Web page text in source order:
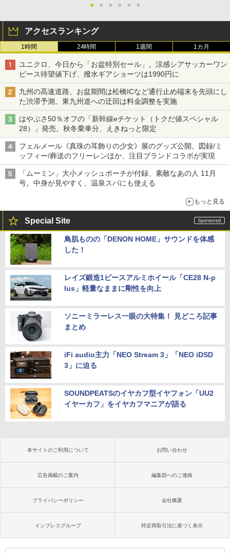
● ● ● ● ● ●
アクセスランキング
1時間 24時間 1週間 1カ月
ユニクロ、今日から「お盆特別セール」。涼感シアサッカーワン
ピース待望値下げ、撥水ギアショーツは1990円に
九州の高速道路、お盆期間は松橋ICなど通行止め端末を先頭にし
た渋滞予測。東九州道への迂回は料金調整を実施
はやぶさ50％オフの「新幹線eチケット（トクだ値スペシャル
28）」発売。秋冬乗車分、えきねっと限定
フェルメール《真珠の耳飾りの少女》展のグッズ公開。図録/ミ
ッフィー/葬送のフリーレンほか、注目ブランドコラボが実現
「ムーミン」大小メッシュポーチが付録、素敵なあの人 11月
号。中身が見やすく、温泉スパにも使える
もっと見る
Special Site
鳥肌ものの「DENON HOME」サウンドを体感
した！
レイズ鍛造1ピースアルミホイール「CE28 N-p
lus」軽量なままに剛性を向上
ソニーミラーレス一眼の大特集！ 見どころ記事
まとめ
iFi audio主力「NEO Stream 3」「NEO iDSD
3」に迫る
SOUNDPEATSのイヤカフ型イヤフォン「UU2
イヤーカフ」をイヤカフマニアが語る
本サイトのご利用について お問い合わせ
広告掲載のご案内 編集部へのご連絡
プライバシーポリシー 会社概要
インプレスグループ 特定商取引法に基づく表示